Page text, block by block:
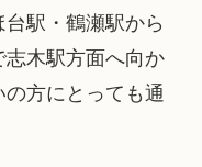
駅・鶴瀬駅から
木駅方面へ向か
方にとっても通